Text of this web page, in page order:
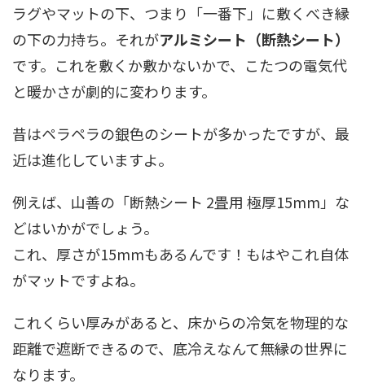
ラグやマットの下、つまり「一番下」に敷くべき縁
の下の力持ち。それがアルミシート（断熱シート）
です。これを敷くか敷かないかで、こたつの電気代
と暖かさが劇的に変わります。
昔はペラペラの銀色のシートが多かったですが、最
近は進化していますよ。
例えば、山善の「断熱シート 2畳用 極厚15mm」な
どはいかがでしょう。
これ、厚さが15mmもあるんです！もはやこれ自体
がマットですよね。
これくらい厚みがあると、床からの冷気を物理的な
距離で遮断できるので、底冷えなんて無縁の世界に
なります。